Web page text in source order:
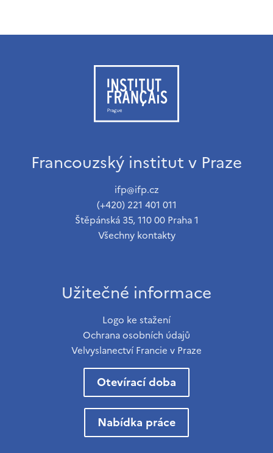
Francouzský institut v Praze
ifp@ifp.cz
(+420) 221 401 011
Štěpánská 35, 110 00 Praha 1
Všechny kontakty
Užitečné informace
Logo ke stažení
Ochrana osobních údajů
Velvyslanectví Francie v Praze
Otevírací doba
Nabídka práce